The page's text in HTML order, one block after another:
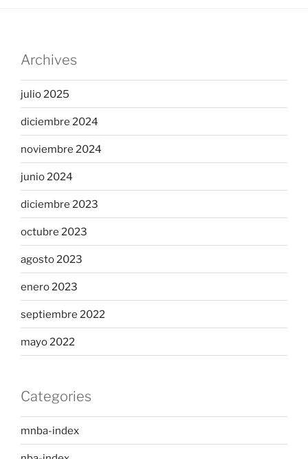
Archives
julio 2025
diciembre 2024
noviembre 2024
junio 2024
diciembre 2023
octubre 2023
agosto 2023
enero 2023
septiembre 2022
mayo 2022
Categories
mnba-index